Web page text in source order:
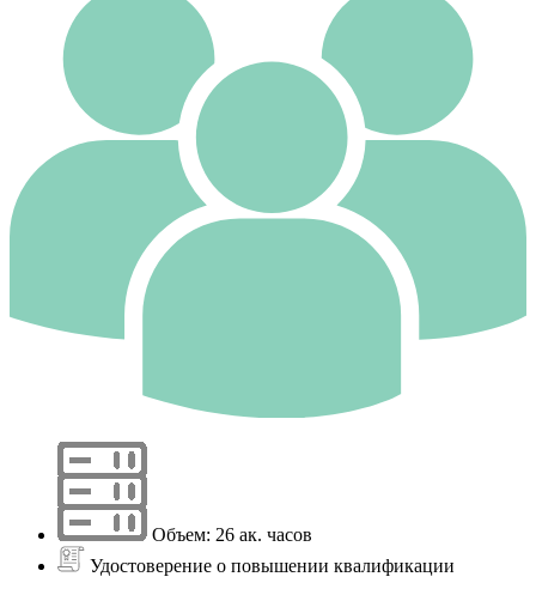
Объем: 26 ак. часов
Удостоверение о повышении квалификации